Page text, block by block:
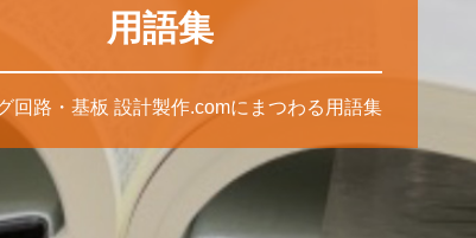
用語集
回路・基板 設計製作.comにまつわる用語集